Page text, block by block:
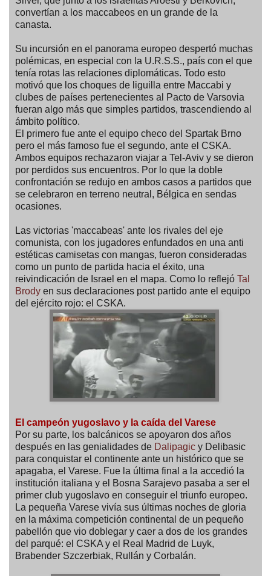
convertían a los maccabeos en un grande de la
canasta.
Su incursión en el panorama europeo despertó muchas
polémicas, en especial con la U.R.S.S., país con el que
tenía rotas las relaciones diplomáticas. Todo esto
motivó que los choques de liguilla entre Maccabi y
clubes de países pertenecientes al Pacto de Varsovia
fueran algo más que simples partidos, trascendiendo al
ámbito político.
El primero fue ante el equipo checo del Spartak Brno
pero el más famoso fue el segundo, ante el CSKA.
Ambos equipos rechazaron viajar a Tel-Aviv y se dieron
por perdidos sus encuentros. Por lo que la doble
confrontación se redujo en ambos casos a partidos que
se celebraron en terreno neutral, Bélgica en sendas
ocasiones.
Las victorias 'maccabeas' ante los rivales del eje
comunista, con los jugadores enfundados en una anti
estéticas camisetas con mangas, fueron consideradas
como un punto de partida hacia el éxito, una
reivindicación de Israel en el mapa. Como lo reflejó Tal
Brody en sus declaraciones post partido ante el equipo
del ejército rojo: el CSKA.
El campeón yugoslavo y la caída del Varese
Por su parte, los balcánicos se apoyaron dos años
después en las genialidades de Dalipagic y Delibasic
para conquistar el continente ante un histórico que se
apagaba, el Varese. Fue la última final a la accedió la
institución italiana y el Bosna Sarajevo pasaba a ser el
primer club yugoslavo en conseguir el triunfo europeo.
La pequeña Varese vivía sus últimas noches de gloria
en la máxima competición continental de un pequeño
pabellón que vio doblegar y caer a dos de los grandes
del parqué: el CSKA y el Real Madrid de Luyk,
Brabender Szczerbiak, Rullán y Corbalán.